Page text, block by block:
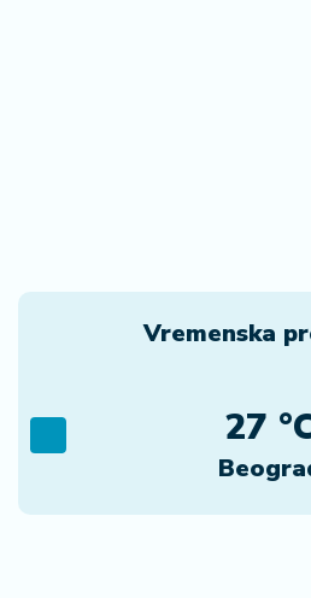
Vremenska
27